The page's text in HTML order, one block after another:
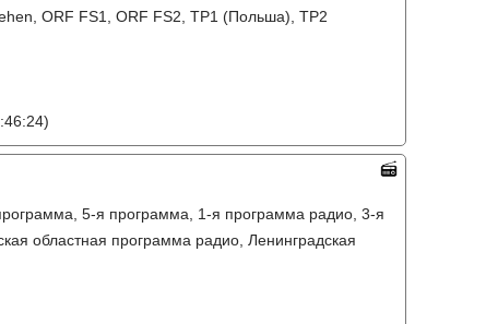
ORF FS1, ORF FS2, TP1 (Польша), TP2
5-я программа, 1-я программа радио, 3-я
областная программа радио, Ленинградская